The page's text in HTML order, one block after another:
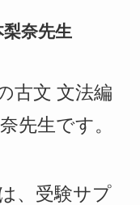
奈先生
古文 文法編
先生です。
、受験サプ